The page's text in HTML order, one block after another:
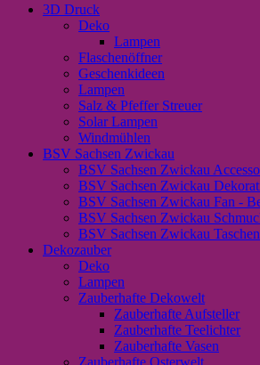
3D Druck
Deko
Lampen
Flaschenöffner
Geschenkideen
Lampen
Salz & Pfeffer Streuer
Solar Lampen
Windmühlen
BSV Sachsen Zwickau
BSV Sachsen Zwickau
BSV Sachsen Zwickau
BSV Sachsen Zwickau Fan -
BSV Sachsen Zwickau
BSV Sachsen Zwickau Taschen
Dekozauber
Deko
Lampen
Zauberhafte Dekowelt
Zauberhafte Aufsteller
Zauberhafte Teelichter
Zauberhafte Vasen
Zauberhafte Osterwelt